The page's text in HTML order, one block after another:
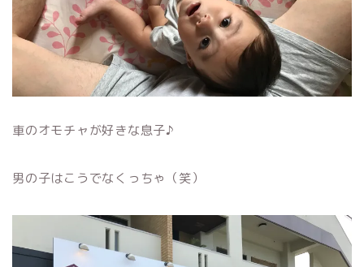
車のオモチャが好きな息子♪
男の子はこうでなくっちゃ（笑）